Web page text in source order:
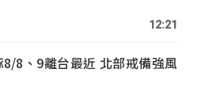
12:21
8/8、9離台最近 北部戒備強風